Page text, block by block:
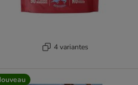
4 variantes